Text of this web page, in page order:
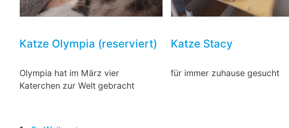
Katze Olympia (reserviert)
Olympia hat im März vier
Katerchen zur Welt gebracht
Katze Stacy
für immer zuhause gesucht